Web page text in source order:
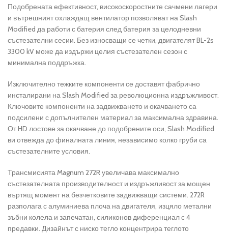
Подобрената ефективност, високоскоростните сачмени лагери
и вътрешният охлаждащ вентилатор позволяват на Slash
Modified да работи с батерия след батерия за целодневни
състезателни сесии. Без износващи се четки, двигателят BL-2s
3300 kV може да издържи целия състезателен сезон с
минимална поддръжка.
Изключително тежките компоненти се доставят фабрично
инсталирани на Slash Modified за революционна издръжливост.
Ключовите компоненти на задвижването и окачването са
подсилени с допълнителен материал за максимална здравина.
От HD лостове за окачване до подобрените оси, Slash Modified
ви отвежда до финалната линия, независимо колко груби са
състезателните условия.
Трансмисията Magnum 272R увеличава максимално
състезателната производителност и издръжливост за мощен
въртящ момент на безчетковите задвижващи системи. 272R
разполага с алуминиева плоча на двигателя, изцяло метални
зъбни колела и запечатан, силиконов диференциал с 4
предавки. Дизайнът с ниско тегло концентрира теглото